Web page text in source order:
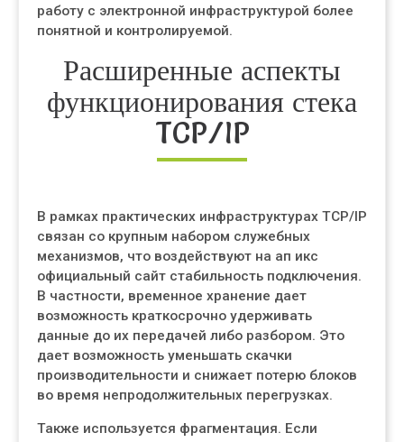
работу с электронной инфраструктурой более
понятной и контролируемой.
Расширенные аспекты
функционирования стека
TCP/IP
В рамках практических инфраструктурах TCP/IP
связан со крупным набором служебных
механизмов, что воздействуют на ап икс
официальный сайт стабильность подключения.
В частности, временное хранение дает
возможность краткосрочно удерживать
данные до их передачей либо разбором. Это
дает возможность уменьшать скачки
производительности и снижает потерю блоков
во время непродолжительных перегрузках.
Также используется фрагментация. Если